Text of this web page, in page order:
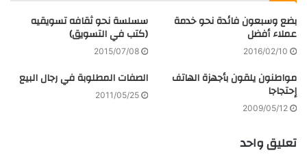
بضع وسبعون فائدة نحو خدمة
عملاء أفضل
2016/02/10
سسلسة نحو ثقافه تسويقيه
(كتب في التسويق)
2015/07/08
مواطنون يلقون بأجهزة الهاتف
إحتجاجا
2009/05/12
الصفات المطلوبة في رجال البيع
2011/05/25
تعليق واحد